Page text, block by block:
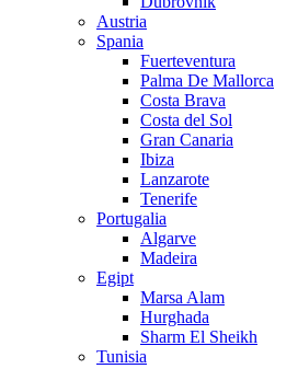
Austria
Spania
Fuerteventura
Palma De Mallorca
Costa Brava
Costa del Sol
Gran Canaria
Ibiza
Lanzarote
Tenerife
Portugalia
Algarve
Madeira
Egipt
Marsa Alam
Hurghada
Sharm El Sheikh
Tunisia